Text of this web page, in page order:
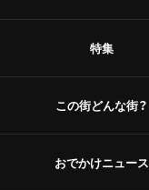
特集
この街どんな街？
おでかけニュース